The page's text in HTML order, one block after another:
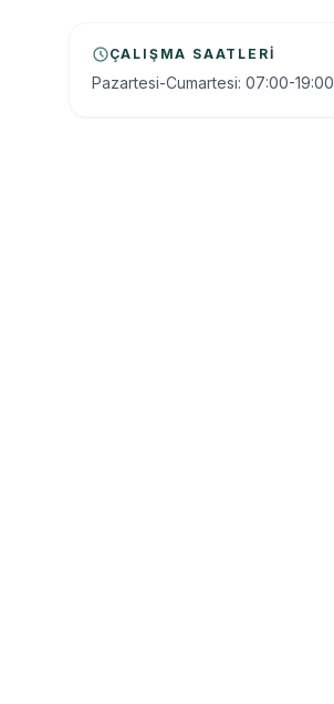
ÇALIŞMA SAATLERI
Pazartesi-Cumartesi: 07:00-19:00